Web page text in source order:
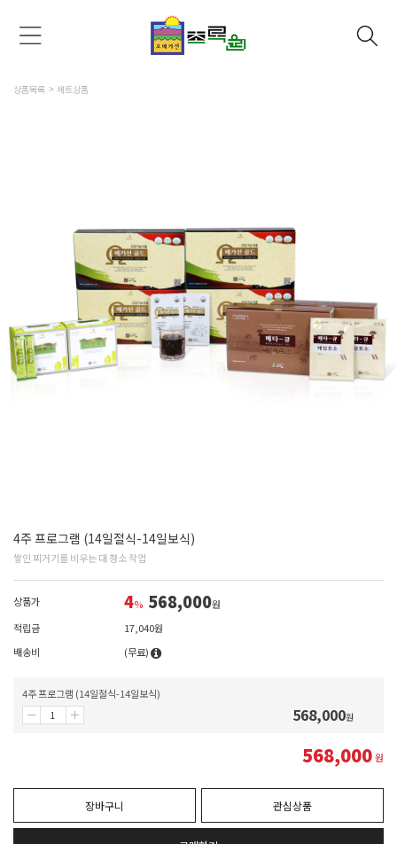
상품목록 세트상품
4주 프로그램 (14일절식-14일보식)
쌓인 찌거기를 비우는 대 청소 작업
상품가 4% 568,000원
적립금
17,040원
배송비
(무료)
4주 프로그램 (14일절식-14일보식)
568,000원
568,000원
장바구니 관심상품